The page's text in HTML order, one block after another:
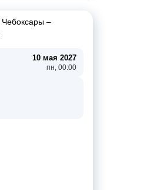
Чебоксары –
10 мая 2027
пн, 00:00